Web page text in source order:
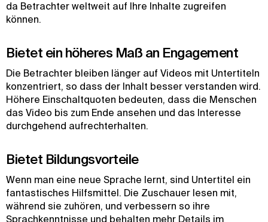
da Betrachter weltweit auf Ihre Inhalte zugreifen
können.
Bietet ein höheres Maß an Engagement
Die Betrachter bleiben länger auf Videos mit Untertiteln
konzentriert, so dass der Inhalt besser verstanden wird.
Höhere Einschaltquoten bedeuten, dass die Menschen
das Video bis zum Ende ansehen und das Interesse
durchgehend aufrechterhalten.
Bietet Bildungsvorteile
Wenn man eine neue Sprache lernt, sind Untertitel ein
fantastisches Hilfsmittel. Die Zuschauer lesen mit,
während sie zuhören, und verbessern so ihre
Sprachkenntnisse und behalten mehr Details im